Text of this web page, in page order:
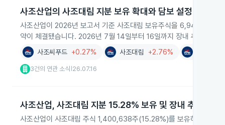
사조산업의 사조대림 지분 보유 확대와 담보 설정
사조산업이 2026년 보고서 기준 사조대림 보유주식을 6,948,691
약이 체결됐습니다. 2026년 7월 14일부터 16일까지 장내 추가 매수
사조씨푸드 +0.27% 사조대림 +2.76%
3건의 연관 소식 26.07.16
사조산업, 사조대림 지분 15.28% 보유 및 장내 추가 취득
사조산업이 사조대림 주식 1,400,638주(15.28%)를 보유하고 있으